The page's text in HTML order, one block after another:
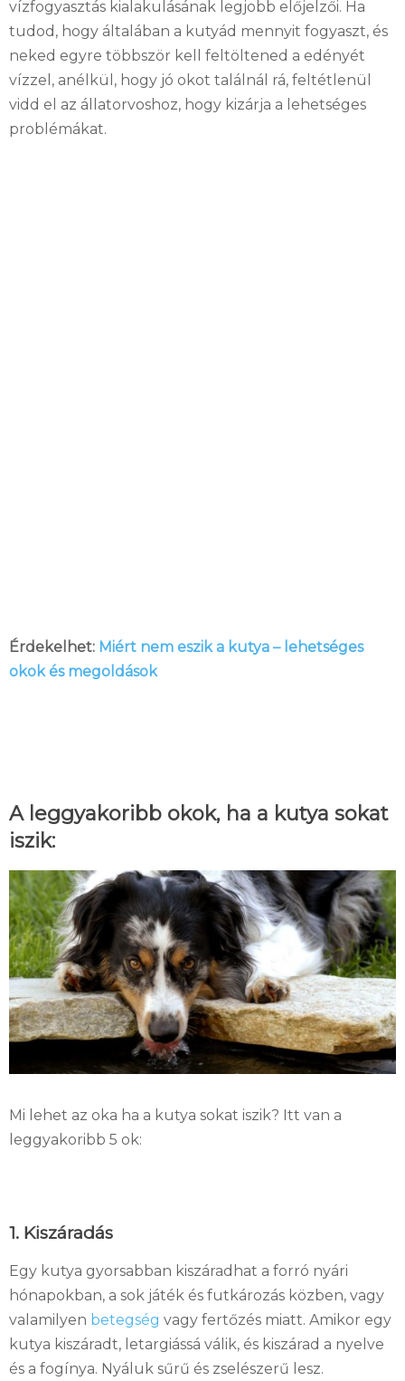
vízfogyasztás kialakulásának legjobb előjelzői. Ha
tudod, hogy általában a kutyád mennyit fogyaszt, és
neked egyre többször kell feltöltened a edényét
vízzel, anélkül, hogy jó okot találnál rá, feltétlenül
vidd el az állatorvoshoz, hogy kizárja a lehetséges
problémákat.
Érdekelhet: Miért nem eszik a kutya – lehetséges
okok és megoldások
A leggyakoribb okok, ha a kutya sokat
iszik:
Mi lehet az oka ha a kutya sokat iszik? Itt van a
leggyakoribb 5 ok:
1. Kiszáradás
Egy kutya gyorsabban kiszáradhat a forró nyári
hónapokban, a sok játék és futkározás közben, vagy
valamilyen betegség vagy fertőzés miatt. Amikor egy
kutya kiszáradt, letargiássá válik, és kiszárad a nyelve
és a fogínya. Nyáluk sűrű és zselészerű lesz.